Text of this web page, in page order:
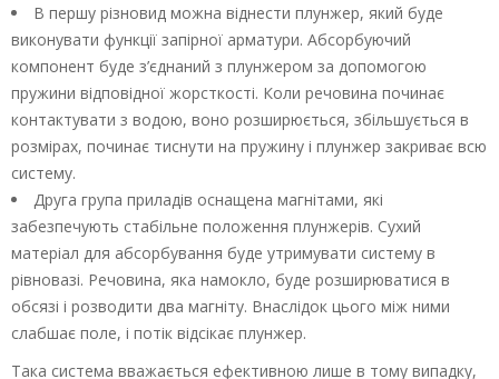
В першу різновид можна віднести плунжер, який буде
виконувати функції запірної арматури. Абсорбуючий
компонент буде з’єднаний з плунжером за допомогою
пружини відповідної жорсткості. Коли речовина починає
контактувати з водою, воно розширюється, збільшується в
розмірах, починає тиснути на пружину і плунжер закриває всю
систему.
Друга група приладів оснащена магнітами, які
забезпечують стабільне положення плунжерів. Сухий
матеріал для абсорбування буде утримувати систему в
рівновазі. Речовина, яка намокло, буде розширюватися в
обсязі і розводити два магніту. Внаслідок цього між ними
слабшає поле, і потік відсікає плунжер.
Така система вважається ефективною лише в тому випадку,